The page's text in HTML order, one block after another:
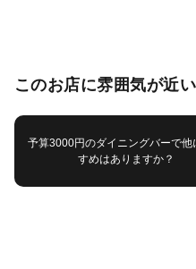
このお店に雰囲気が近
予算3000円のダイニングバーで他
すめはありますか？